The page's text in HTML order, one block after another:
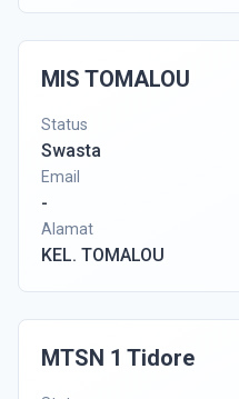
MIS TOMALOU
Status
Swasta
Email
-
Alamat
KEL. TOMALOU
MTSN 1 Tidore